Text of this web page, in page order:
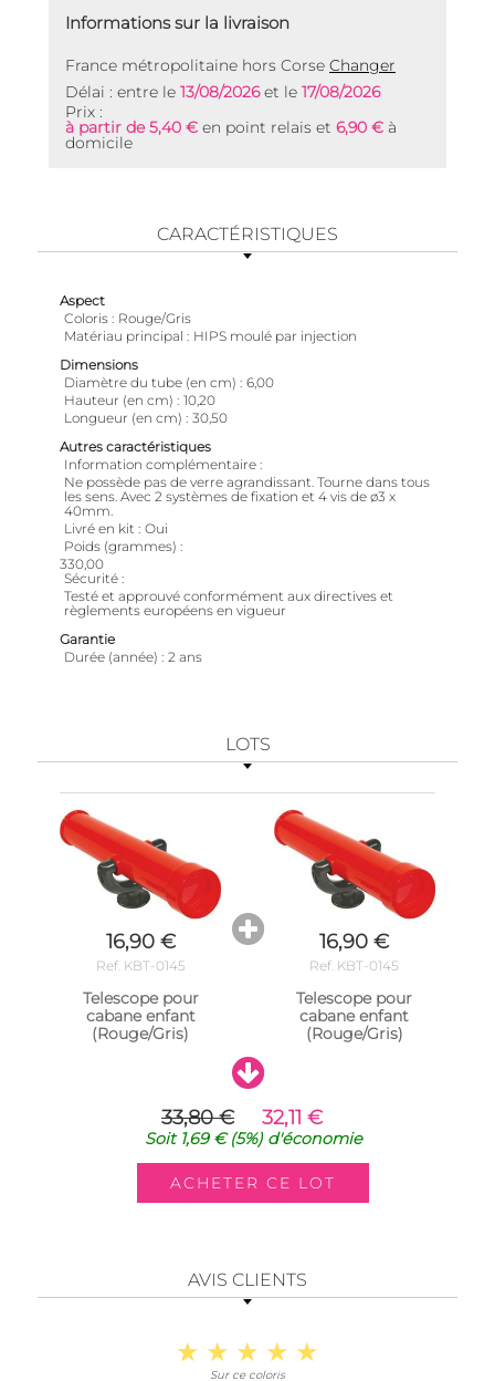
Informations sur la livraison
France métropolitaine hors Corse Changer
Délai : entre le 13/08/2026et le 17/08/2026
Prix :
à partir de 5,40 € en point relais et 6,90 € à
domicile
CARACTÉRISTIQUES
Aspect
Coloris
Rouge/Gris
Matériau principal
HIPS moulé par injection
Dimensions
Diamètre du tube (en cm)
6,00
Hauteur (en cm)
10,20
Longueur (en cm)
30,50
Autres caractéristiques
Information complémentaire
Ne possède pas de verre agrandissant. Tourne dans tous
les sens. Avec 2 systèmes de fixation et 4 vis de ø3 x
40mm.
Livré en kit
Oui
Poids (grammes)
330,00
Sécurité
Testé et approuvé conformément aux directives et
règlements européens en vigueur
Garantie
Durée (année)
2 ans
LOTS
16,90 €
Ref. KBT-0145
Telescope pour
cabane enfant
(Rouge/Gris)
16,90 €
Ref. KBT-0145
Telescope pour
cabane enfant
(Rouge/Gris)
33,80 € 32,11 €
Soit 1,69 €(5%)d'économie
AVIS CLIENTS
Sur ce coloris